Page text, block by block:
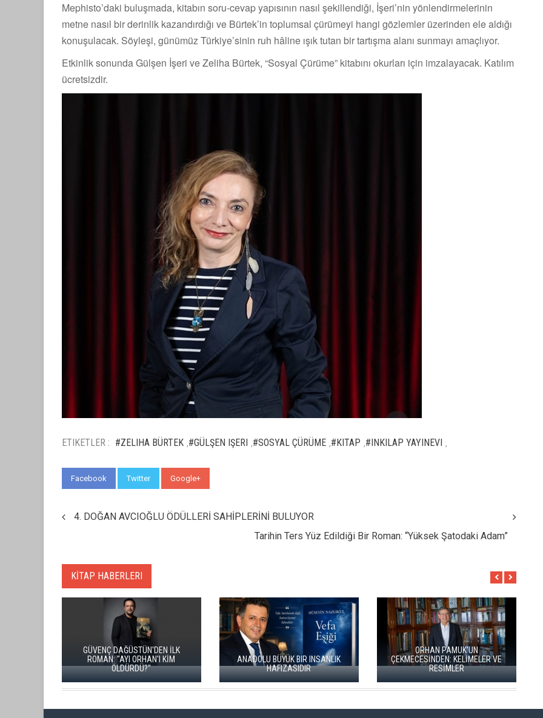
Mephisto’daki buluşmada, kitabın soru-cevap yapısının nasıl şekillendiği, İşeri’nin yönlendirmelerinin
metne nasıl bir derinlik kazandırdığı ve Bürtek’in toplumsal çürümeyi hangi gözlemler üzerinden ele aldığı
konuşulacak. Söyleşi, günümüz Türkiye’sinin ruh hâline ışık tutan bir tartışma alanı sunmayı amaçlıyor.
Etkinlik sonunda Gülşen İşeri ve Zeliha Bürtek, “Sosyal Çürüme” kitabını okurları için imzalayacak. Katılım
ücretsizdir.
ETIKETLER : #ZELIHA BÜRTEK #GÜLŞEN IŞERI #SOSYAL ÇÜRÜME #KITAP #INKILAP YAYINEVI
Facebook Twitter Google+
4. DOĞAN AVCIOĞLU ÖDÜLLERİ SAHİPLERİNİ BULUYOR
Tarihin Ters Yüz Edildiği Bir Roman: “Yüksek Şatodaki Adam”
KİTAP HABERLERI
İKİ KİTAP VE BİTMEYEN BİR ENERJİ
ÜNAL ERSÖZLÜ’NÜN YENİ ŞİİR
KİTABI “BÖĞÜRTLEN ÖPÜCÜĞÜ”
YAYIMLANDI
RIZA SÖNMEZ: ‘ANADOLU,
SANILDIĞINDAN ÇOK DAHA VEGAN"